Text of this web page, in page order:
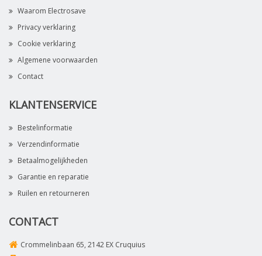
Waarom Electrosave
Privacy verklaring
Cookie verklaring
Algemene voorwaarden
Contact
KLANTENSERVICE
Bestelinformatie
Verzendinformatie
Betaalmogelijkheden
Garantie en reparatie
Ruilen en retourneren
CONTACT
Crommelinbaan 65, 2142 EX Cruquius